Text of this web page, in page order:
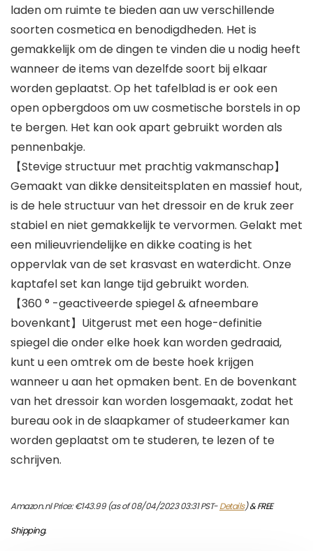
laden om ruimte te bieden aan uw verschillende
soorten cosmetica en benodigdheden. Het is
gemakkelijk om de dingen te vinden die u nodig heeft
wanneer de items van dezelfde soort bij elkaar
worden geplaatst. Op het tafelblad is er ook een
open opbergdoos om uw cosmetische borstels in op
te bergen. Het kan ook apart gebruikt worden als
pennenbakje.
【Stevige structuur met prachtig vakmanschap】
Gemaakt van dikke densiteitsplaten en massief hout,
is de hele structuur van het dressoir en de kruk zeer
stabiel en niet gemakkelijk te vervormen. Gelakt met
een milieuvriendelijke en dikke coating is het
oppervlak van de set krasvast en waterdicht. Onze
kaptafel set kan lange tijd gebruikt worden.
【360 ° -geactiveerde spiegel & afneembare
bovenkant】Uitgerust met een hoge-definitie
spiegel die onder elke hoek kan worden gedraaid,
kunt u een omtrek om de beste hoek krijgen
wanneer u aan het opmaken bent. En de bovenkant
van het dressoir kan worden losgemaakt, zodat het
bureau ook in de slaapkamer of studeerkamer kan
worden geplaatst om te studeren, te lezen of te
schrijven.
Amazon.nl Price:€143.99(as of 08/04/2023 03:31 PST-Details)&FREE
Shipping.